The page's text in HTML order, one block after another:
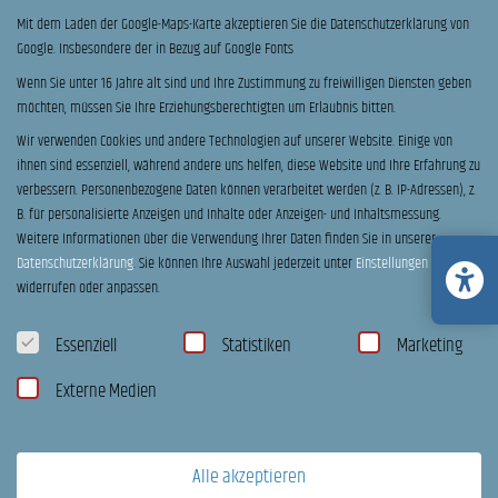
Probefahrt
Ich möchte einen Termin zur Beratung & Probefahrt vereinbaren.
C
h
e
c
k
b
o
x
e
n
Bitte stimmen sie unseren Datenschutzerklärung zu
Ich habe dieDatenschutzerklärungzur Kenntnis genommen. Ich stimme zu, dass meine
Angaben und Daten zur Beantwortung meiner Anfrage elektronisch erhoben und
gespeichert werden. Hinweis: Sie können Ihre Einwilligung jederzeit für die Zukunft per
Email widerrufen.
U
n
v
r
b
n
d
Ich habe zur Kenntnis genommen, dass diese Anfrage
unverbindlich ist, und keinen Kauf darstellt
Mit dem Laden der Google-Maps-Karte akzeptieren Sie die Datenschutzerklärung von
Google. Insbesondere der in Bezug auf Google Fonts
Wenn Sie unter 16 Jahre alt sind und Ihre Zustimmung zu freiwilligen Diensten geben
möchten, müssen Sie Ihre Erziehungsberechtigten um Erlaubnis bitten.
Wir verwenden Cookies und andere Technologien auf unserer Website. Einige von
ihnen sind essenziell, während andere uns helfen, diese Website und Ihre Erfahrung zu
verbessern.Personenbezogene Daten können verarbeitet werden (z. B. IP-Adressen), z.
B. für personalisierte Anzeigen und Inhalte oder Anzeigen- und Inhaltsmessung.
Weitere Informationen über die Verwendung Ihrer Daten finden Sie in unserer
Datenschutzerklärung.Sie können Ihre Auswahl jederzeit unterEinstellungen
widerrufen oder anpassen.
Datenschutzeinstellungen
Essenziell Statistiken
Marketing
Externe Medien
Alle akzeptieren